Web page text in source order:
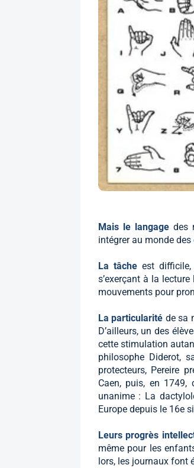
Mais le langage des
intégrer au monde
La tâche est
s’exerçant à la
mouvements pour
La particularité de sa
D’ailleurs, un des
cette stimulation
philosophe Diderot,
protecteurs, Pereire
Caen, puis, en 1749,
unanime : La
Europe depuis le 16e
Leurs progrès
même pour les
lors, les journaux font